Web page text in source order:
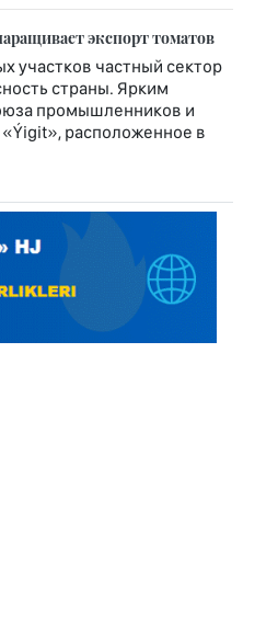
экспорт томатов
участков частный сектор
страны. Ярким
промышленников и
расположенное в